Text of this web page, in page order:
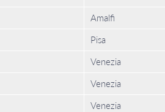
Amalfi
Pisa
Venezia
Venezia
Venezia